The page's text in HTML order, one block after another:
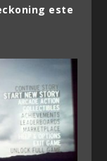
este